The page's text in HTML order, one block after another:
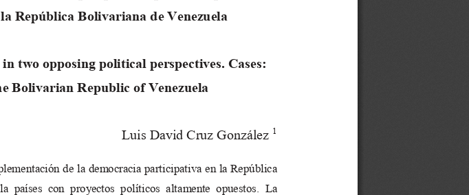
República Bolivariana de Venezuela
two opposing political perspectives. Cases:
Bolivarian Republic of Venezuela
Luis David Cruz González 1
de la democracia participativa en la República
países  con proyectos  políticos  altamente  opuestos.  La